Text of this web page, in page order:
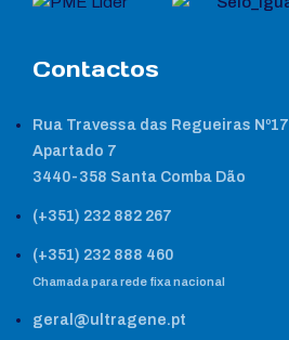
Contactos
Rua Travessa das Regueiras Nº17
Apartado 7
3440-358 Santa Comba Dão
(+351) 232 882 267
(+351) 232 888 460
Chamada para rede fixa nacional
geral@ultragene.pt